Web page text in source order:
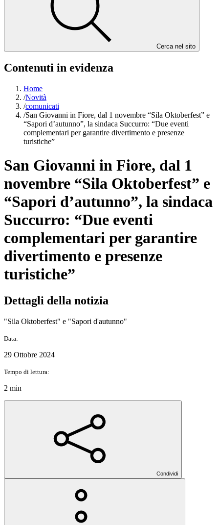
Cerca nel sito
Contenuti in evidenza
Home
/Novità
/comunicati
/San Giovanni in Fiore, dal 1 novembre “Sila Oktoberfest” e
“Sapori d’autunno”, la sindaca Succurro: “Due eventi
complementari per garantire divertimento e presenze
turistiche”
San Giovanni in Fiore, dal 1
novembre “Sila Oktoberfest” e
“Sapori d’autunno”, la sindaca
Succurro: “Due eventi
complementari per garantire
divertimento e presenze
turistiche”
Dettagli della notizia
"Sila Oktoberfest" e "Sapori d'autunno"
Data:
29 Ottobre 2024
Tempo di lettura:
2 min
Condividi